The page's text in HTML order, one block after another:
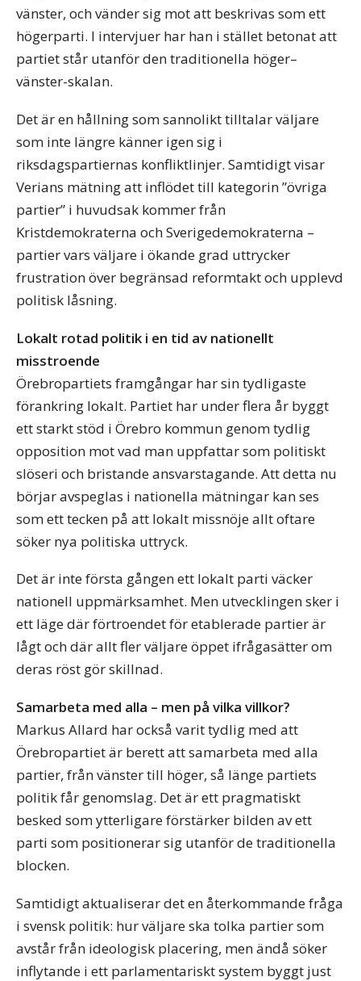
vänster, och vänder sig mot att beskrivas som ett
högerparti. I intervjuer har han i stället betonat att
partiet står utanför den traditionella höger–
vänster-skalan.
Det är en hållning som sannolikt tilltalar väljare
som inte längre känner igen sig i
riksdagspartiernas konfliktlinjer. Samtidigt visar
Verians mätning att inflödet till kategorin ”övriga
partier” i huvudsak kommer från
Kristdemokraterna och Sverigedemokraterna –
partier vars väljare i ökande grad uttrycker
frustration över begränsad reformtakt och upplevd
politisk låsning.
Lokalt rotad politik i en tid av nationellt
misstroende
Örebropartiets framgångar har sin tydligaste
förankring lokalt. Partiet har under flera år byggt
ett starkt stöd i Örebro kommun genom tydlig
opposition mot vad man uppfattar som politiskt
slöseri och bristande ansvarstagande. Att detta nu
börjar avspeglas i nationella mätningar kan ses
som ett tecken på att lokalt missnöje allt oftare
söker nya politiska uttryck.
Det är inte första gången ett lokalt parti väcker
nationell uppmärksamhet. Men utvecklingen sker i
ett läge där förtroendet för etablerade partier är
lågt och där allt fler väljare öppet ifrågasätter om
deras röst gör skillnad.
Samarbeta med alla – men på vilka villkor?
Markus Allard har också varit tydlig med att
Örebropartiet är berett att samarbeta med alla
partier, från vänster till höger, så länge partiets
politik får genomslag. Det är ett pragmatiskt
besked som ytterligare förstärker bilden av ett
parti som positionerar sig utanför de traditionella
blocken.
Samtidigt aktualiserar det en återkommande fråga
i svensk politik: hur väljare ska tolka partier som
avstår från ideologisk placering, men ändå söker
inflytande i ett parlamentariskt system byggt just